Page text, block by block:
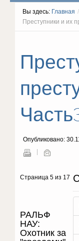
Вы здесь: Главная /
Преступники и их
Опубликовано:
Страница 5 из 17
РАЛЬФ
НАУ:
Охотник за